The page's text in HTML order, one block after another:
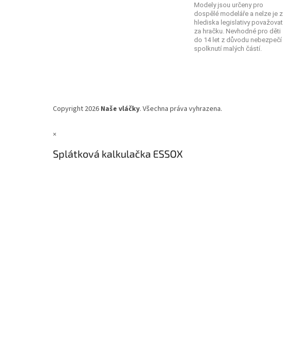
Modely jsou určeny pro
dospělé modeláře a nelze je z
hlediska legislativy považovat
za hračku. Nevhodné pro děti
do 14 let z důvodu nebezpečí
spolknutí malých částí.
Copyright 2026 Naše vláčky. Všechna práva vyhrazena.
×
Splátková kalkulačka ESSOX